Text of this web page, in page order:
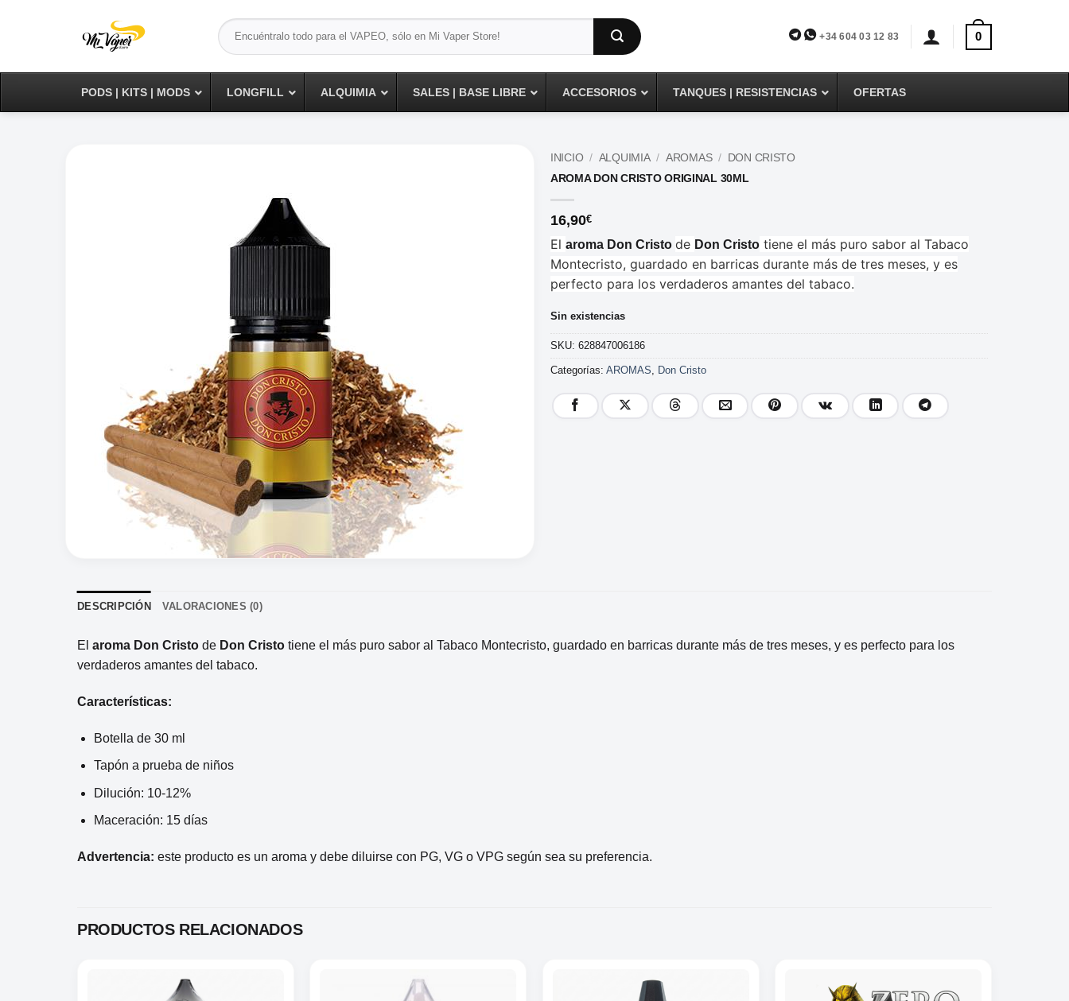
Buscar
por:
+34 604 03 12 83 0
PODS | KITS | MODS LONGFILL ALQUIMIA SALES | BASE LIBRE ACCESORIOS TANQUES | RESISTENCIAS OFERTAS
INICIO / ALQUIMIA / AROMAS / DON CRISTO
AROMA DON CRISTO ORIGINAL 30ML
16,90€
El aroma Don Cristo de Don Cristo tiene el más puro sabor al Tabaco
Montecristo, guardado en barricas durante más de tres meses, y es
perfecto para los verdaderos amantes del tabaco.
Sin existencias
SKU: 628847006186
Categorías: AROMAS, Don Cristo
DESCRIPCIÓN VALORACIONES (0)
El aroma Don Cristo de Don Cristo tiene el más puro sabor al Tabaco Montecristo, guardado en barricas durante más de tres meses, y es perfecto para los
verdaderos amantes del tabaco.
Características:
Botella de 30 ml
Tapón a prueba de niños
Dilución: 10-12%
Maceración: 15 días
Advertencia: este producto es un aroma y debe diluirse con PG, VG o VPG según sea su preferencia.
PRODUCTOS RELACIONADOS